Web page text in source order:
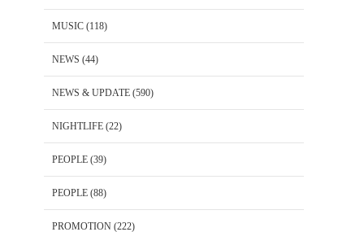
MUSIC (118)
NEWS (44)
NEWS & UPDATE (590)
NIGHTLIFE (22)
PEOPLE (39)
PEOPLE (88)
PROMOTION (222)